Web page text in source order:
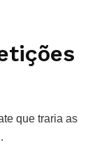
que traria as